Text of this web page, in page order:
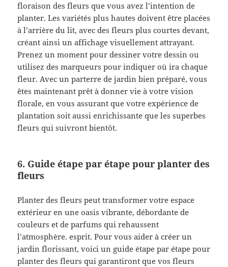
floraison des fleurs que vous avez l’intention de
planter. Les variétés plus hautes doivent être placées
à l’arrière du lit, avec des fleurs plus courtes devant,
créant ainsi un affichage visuellement attrayant.
Prenez un moment pour dessiner votre dessin ou
utilisez des marqueurs pour indiquer où ira chaque
fleur. Avec un parterre de jardin bien préparé, vous
êtes maintenant prêt à donner vie à votre vision
florale, en vous assurant que votre expérience de
plantation soit aussi enrichissante que les superbes
fleurs qui suivront bientôt.
6. Guide étape par étape pour planter des
fleurs
Planter des fleurs peut transformer votre espace
extérieur en une oasis vibrante, débordante de
couleurs et de parfums qui rehaussent
l’atmosphère. esprit. Pour vous aider à créer un
jardin florissant, voici un guide étape par étape pour
planter des fleurs qui garantiront que vos fleurs